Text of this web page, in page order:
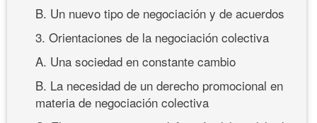
B. Un nuevo tipo de negociación y de acuerdos
3. Orientaciones de la negociación colectiva
A. Una sociedad en constante cambio
B. La necesidad de un derecho promocional en
materia de negociación colectiva